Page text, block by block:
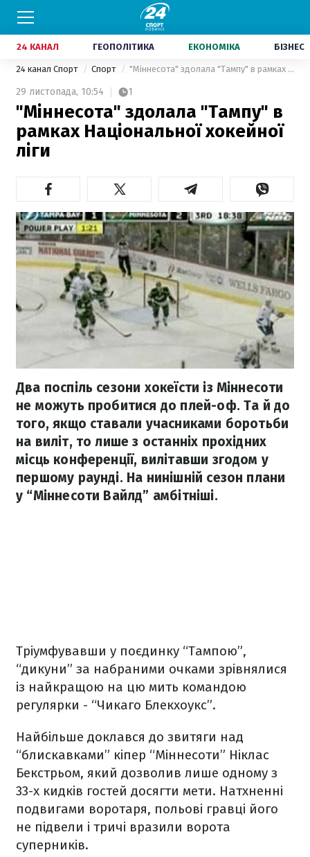
24 КАНАЛ ГЕОПОЛІТИКА ЕКОНОМІКА БІЗНЕС
24 канал Спорт Спорт "Міннесота" здолала "Тампу" в рамках Національної хокейної ліги
29 листопада, 10:54 1
"Міннесота" здолала "Тампу" в
рамках Національної хокейної
ліги
Два поспіль сезони хокеїсти із Міннесоти
не можуть пробитися до плей-оф. Та й до
того, якщо ставали учасниками боротьби
на виліт, то лише з останніх прохідних
місць конференції, вилітавши згодом у
першому раунді. На нинішній сезон плани
у “Міннесоти Вайлд” амбітніші.
Тріумфувавши у поєдинку “Тампою”,
“дикуни” за набраними очками зрівнялися
із найкращою на цю мить командою
регулярки - “Чикаго Блекхоукс”.
Найбільше доклався до звитяги над
“блискавками” кіпер “Міннесоти” Ніклас
Бекстрьом, який дозволив лише одному з
33-х кидків гостей досягти мети. Натхненні
подвигами воротаря, польові гравці його
не підвели і тричі вразили ворота
суперників.